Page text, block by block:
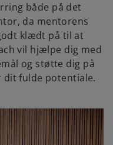
både på det
da mentorens
klædt på til at
vil hjælpe dig med
og støtte dig på
dit fulde potentiale.